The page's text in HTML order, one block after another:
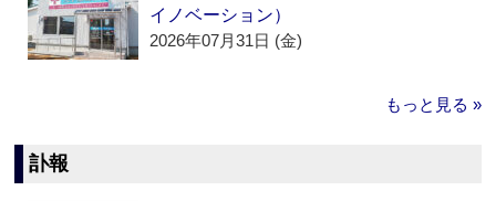
イノベーション）
2026年07月31日 (金)
もっと見る »
訃報